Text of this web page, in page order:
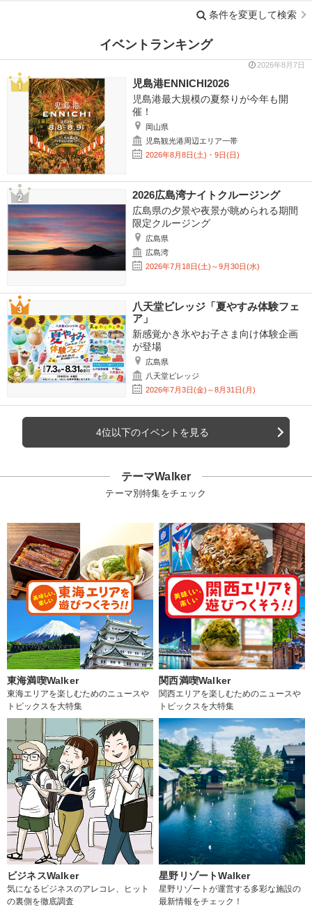
条件を変更して検索
イベントランキング
2026年8月7日
児島港ENNICHI2026
児島港最大規模の夏祭りが今年も開
催！
岡山県
児島観光港周辺エリア一帯
2026年8月8日(土)・9日(日)
2026広島湾ナイトクルージング
広島県の夕景や夜景が眺められる期間
限定クルージング
広島県
広島湾
2026年7月18日(土)～9月30日(水)
八天堂ビレッジ「夏やすみ体験フェ
ア」
新感覚かき氷やお子さま向け体験企画
が登場
広島県
八天堂ビレッジ
2026年7月3日(金)～8月31日(月)
4位以下のイベントを見る
テーマWalker
テーマ別特集をチェック
東海満喫Walker
東海エリアを楽しむためのニュースや
トピックスを大特集
関西満喫Walker
関西エリアを楽しむためのニュースや
トピックスを大特集
ビジネスWalker
気になるビジネスのアレコレ、ヒット
の裏側を徹底調査
星野リゾートWalker
星野リゾートが運営する多彩な施設の
最新情報をチェック！